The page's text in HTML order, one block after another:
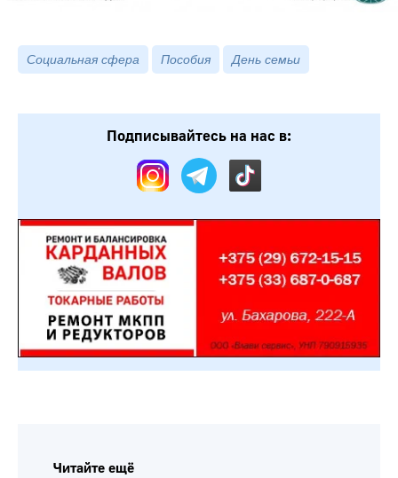
Социальная сфера Пособия День семьи
Подписывайтесь на нас в:
Читайте ещё